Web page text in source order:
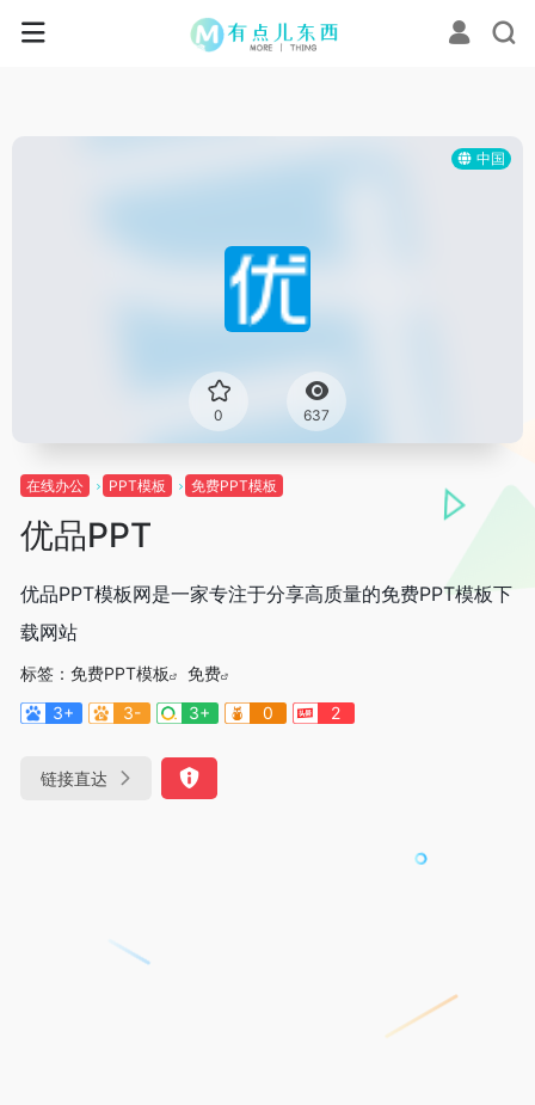
中国
0 637
在线办公 PPT模板 免费PPT模板
优品PPT
优品PPT模板网是一家专注于分享高质量的免费PPT模板下
载网站
标签： 免费PPT模板
免费
3+
3- 3+ 0 2
链接直达